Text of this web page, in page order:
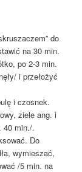
do
na 30 min.
po 2-3 min.
i przełożyć
i czosnek.
ziele ang. i
40 min./.
Do
wymieszać,
/5 min. na